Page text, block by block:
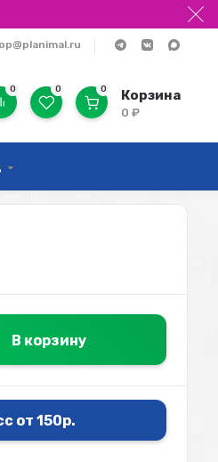
0 0 0 Корзина
0₽
В корзину
от 150р.